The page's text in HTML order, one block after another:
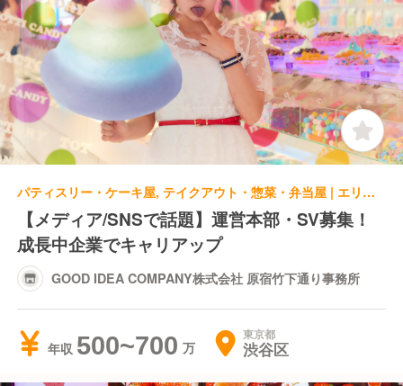
パティスリー・ケーキ屋, テイクアウト・惣菜・弁当屋 | エリアマネージャー | GOOD IDEA COMPANY株式会社 原宿竹下通り事務所
【メディア/SNSで話題】運営本部・SV募集！
成長中企業でキャリアップ
GOOD IDEA COMPANY株式会社 原宿竹下通り事務所
年収 500~700 東京都
渋谷区